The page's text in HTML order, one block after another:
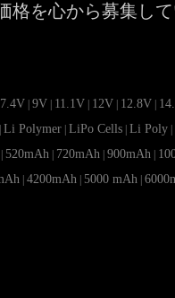
格を心から募集し
7.4V |9V 11.1V 12V 12.8V
|Li Polymer |LiPo Cells |Li Poly
520mAh 720mAh |900mAh
|4200mAh 5000 mAh |